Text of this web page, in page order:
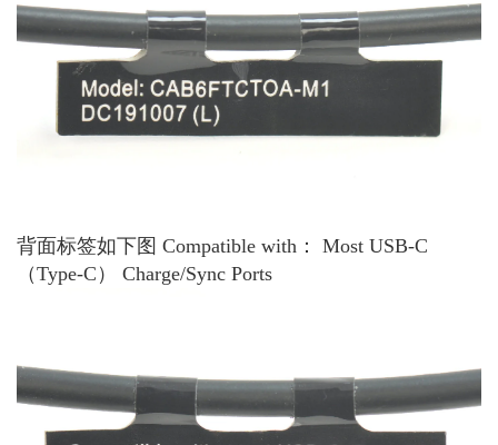
背面标签如下图 Compatible with： Most USB-C
（Type-C） Charge/Sync Ports